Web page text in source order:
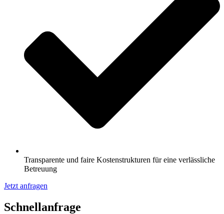
Transparente und faire Kostenstrukturen für eine verlässliche
Betreuung
Jetzt anfragen
Schnell­anfrage